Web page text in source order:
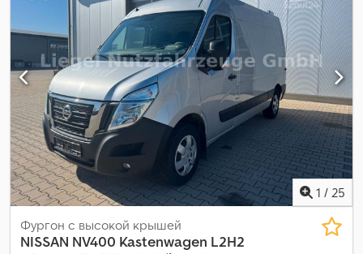
1 / 25
Фургон с высокой крышей
NISSAN NV400 Kastenwagen L2H2